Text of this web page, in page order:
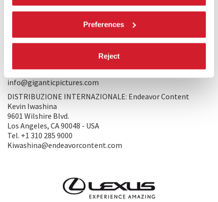
Preferences
Reject
Tel. +1 212 925 5075
info@giganticpictures.com
www.giganticpictures.com
PRODUZIONE 2: Noruz Films
c/o Gigantic Pictures, 164 W. 25th Street, Suite 4M
Tel. +1 212 925 5075
info@giganticpictures.com
DISTRIBUZIONE INTERNAZIONALE: Endeavor Content
Kevin Iwashina
9601 Wilshire Blvd.
Los Angeles, CA 90048 - USA
Tel. +1 310 285 9000
Kiwashina@endeavorcontent.com